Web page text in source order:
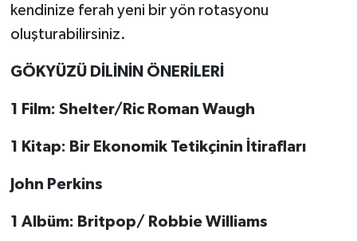
kendinize ferah yeni bir yön rotasyonu
oluşturabilirsiniz.
GÖKYÜZÜ DİLİNİN ÖNERİLERİ
1 Film: Shelter/Ric Roman Waugh
1 Kitap: Bir Ekonomik Tetikçinin İtirafları
John Perkins
1 Albüm: Britpop/ Robbie Williams